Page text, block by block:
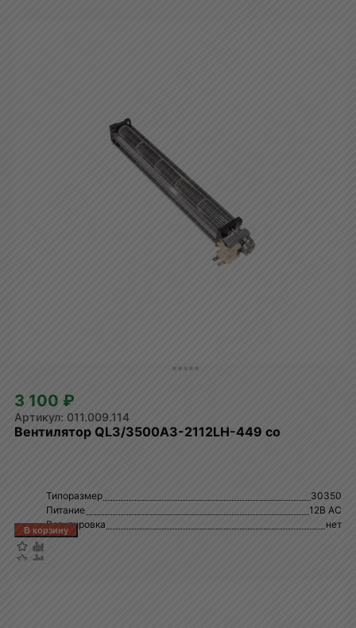
3 100 ₽
011.009.114
Вентилятор QL3/3500A3-2112LH-449 со
Типоразмер
30350
Питание
12В AC
Регулировка
нет